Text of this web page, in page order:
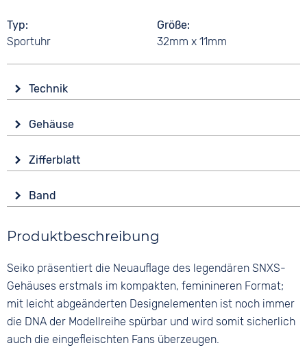
Typ
Sportuhr
Größe
32mm x 11mm
Technik
Automatik
Funktionen
Datumsanzeige
Wasserdicht
Gehäuse
Tonneau/Oval
Material
Edelstahl
Farbe
Zifferblatt
Analog
Blau
Ziffern
Keine
Band
Silber
Material
Edelstahl
Bandschließe
Faltschließe
Produktbeschreibung
Seiko präsentiert die Neuauflage des legendären SNXS-
Gehäuses erstmals im kompakten, feminineren Format;
mit leicht abgeänderten Designelementen ist noch immer
die DNA der Modellreihe spürbar und wird somit sicherlich
auch die eingefleischten Fans überzeugen.